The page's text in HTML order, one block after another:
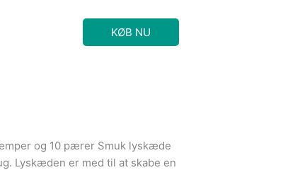
KØB NU
og 10 pærer Smuk lyskæde
Lyskæden er med til at skabe en